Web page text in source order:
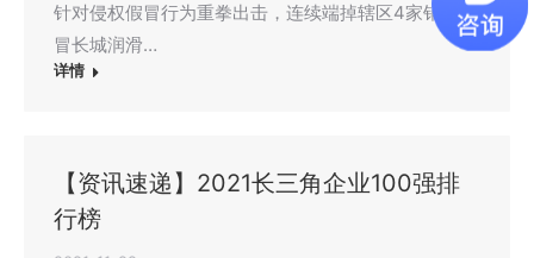
针对侵权假冒行为重拳出击，连续端掉辖区4家销售假
冒长城润滑…
详情
【资讯速递】2021长三角企业100强排
行榜